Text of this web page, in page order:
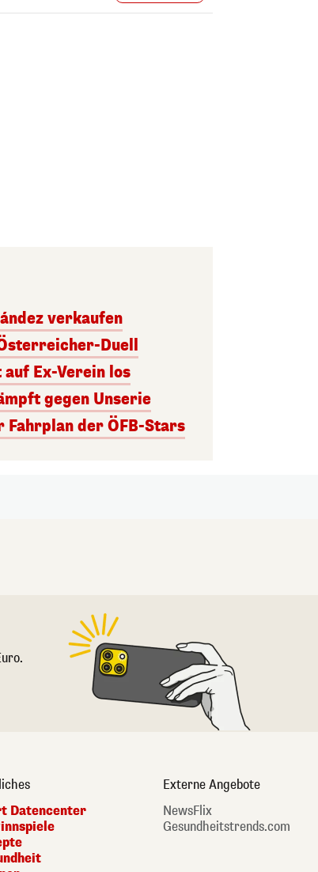
verkaufen
Duell
Ex-Verein los
gegen Unserie
Fahrplan der ÖFB-Stars
Datencenter
Externe Angebote
NewsFlix
Gesundheitstrends.com